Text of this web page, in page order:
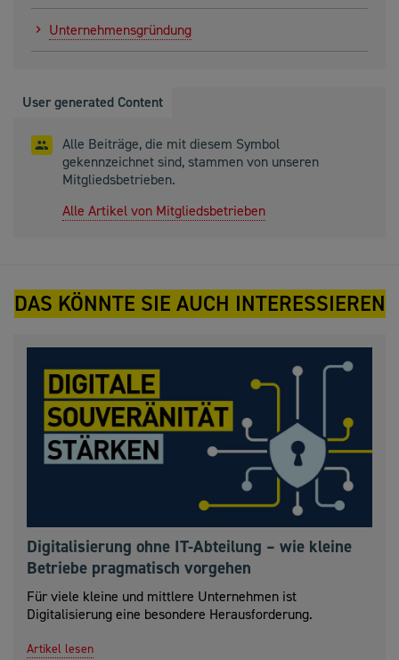
Unternehmensgründung
User generated Content
Alle Beiträge, die mit diesem Symbol
gekennzeichnet sind, stammen von unseren
Mitgliedsbetrieben.
Alle Artikel von Mitgliedsbetrieben
DAS KÖNNTE SIE AUCH INTERESSIEREN
Digitalisierung ohne IT-Abteilung – wie kleine
Betriebe pragmatisch vorgehen
Für viele kleine und mittlere Unternehmen ist
Digitalisierung eine besondere Herausforderung.
Artikel lesen